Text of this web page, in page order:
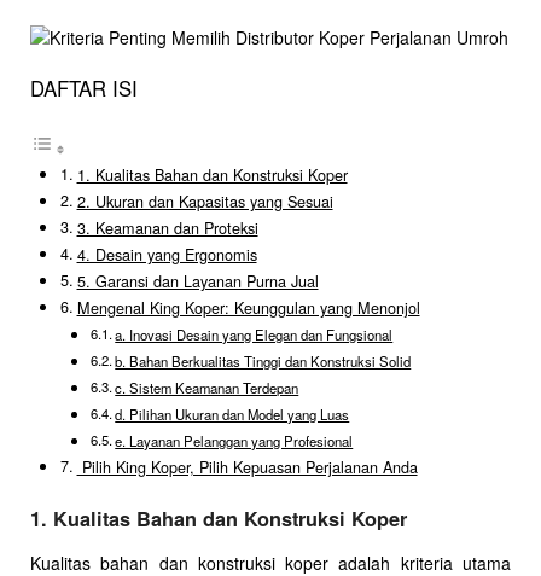
DAFTAR ISI
1. Kualitas Bahan dan Konstruksi Koper
2. Ukuran dan Kapasitas yang Sesuai
3. Keamanan dan Proteksi
4. Desain yang Ergonomis
5. Garansi dan Layanan Purna Jual
Mengenal King Koper: Keunggulan yang Menonjol
a. Inovasi Desain yang Elegan dan Fungsional
b. Bahan Berkualitas Tinggi dan Konstruksi Solid
c. Sistem Keamanan Terdepan
d. Pilihan Ukuran dan Model yang Luas
e. Layanan Pelanggan yang Profesional
Pilih King Koper, Pilih Kepuasan Perjalanan Anda
1. Kualitas Bahan dan Konstruksi Koper
Kualitas bahan dan konstruksi koper adalah kriteria utama